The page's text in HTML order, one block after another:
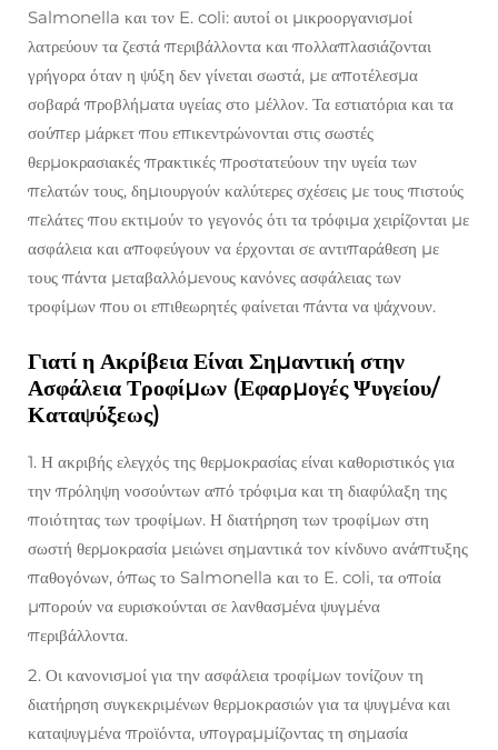
Salmonella και τον E. coli: αυτοί οι μικροοργανισμοί
λατρεύουν τα ζεστά περιβάλλοντα και πολλαπλασιάζονται
γρήγορα όταν η ψύξη δεν γίνεται σωστά, με αποτέλεσμα
σοβαρά προβλήματα υγείας στο μέλλον. Τα εστιατόρια και τα
σούπερ μάρκετ που επικεντρώνονται στις σωστές
θερμοκρασιακές πρακτικές προστατεύουν την υγεία των
πελατών τους, δημιουργούν καλύτερες σχέσεις με τους πιστούς
πελάτες που εκτιμούν το γεγονός ότι τα τρόφιμα χειρίζονται με
ασφάλεια και αποφεύγουν να έρχονται σε αντιπαράθεση με
τους πάντα μεταβαλλόμενους κανόνες ασφάλειας των
τροφίμων που οι επιθεωρητές φαίνεται πάντα να ψάχνουν.
Γιατί η Ακρίβεια Είναι Σημαντική στην
Ασφάλεια Τροφίμων (Εφαρμογές Ψυγείου/
Καταψύξεως)
1. Η ακριβής ελεγχός της θερμοκρασίας είναι καθοριστικός για
την πρόληψη νοσούντων από τρόφιμα και τη διαφύλαξη της
ποιότητας των τροφίμων. Η διατήρηση των τροφίμων στη
σωστή θερμοκρασία μειώνει σημαντικά τον κίνδυνο ανάπτυξης
παθογόνων, όπως το Salmonella και το E. coli, τα οποία
μπορούν να ευρισκούνται σε λανθασμένα ψυγμένα
περιβάλλοντα.
2. Οι κανονισμοί για την ασφάλεια τροφίμων τονίζουν τη
διατήρηση συγκεκριμένων θερμοκρασιών για τα ψυγμένα και
καταψυγμένα προϊόντα, υπογραμμίζοντας τη σημασία